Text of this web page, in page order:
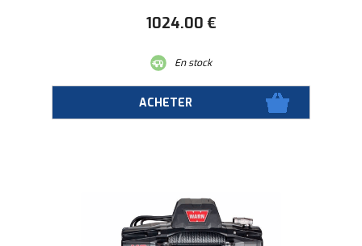
1024.00 €
En stock